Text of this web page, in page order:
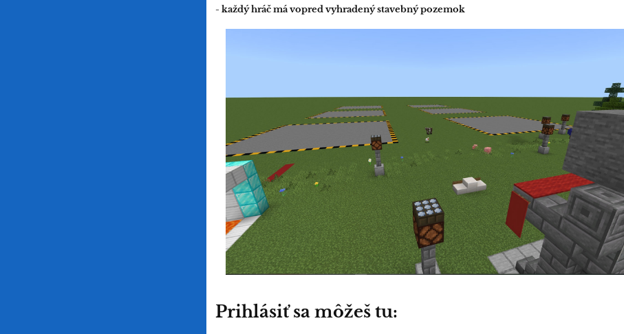
- každý hráč má vopred vyhradený stavebný pozemok
Prihlásiť sa môžeš tu: